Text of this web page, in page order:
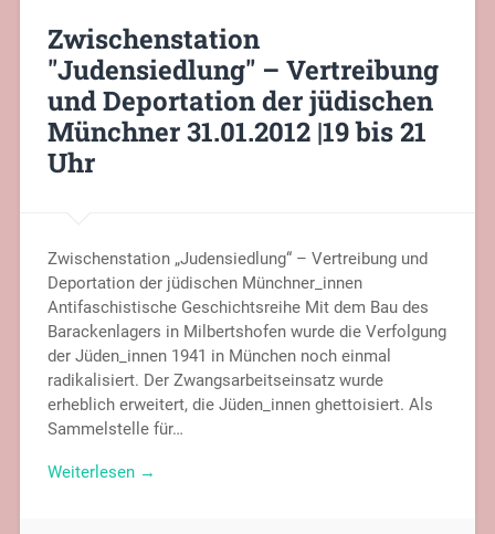
Zwischenstation
"Judensiedlung" – Vertreibung
und Deportation der jüdischen
Münchner 31.01.2012 |19 bis 21
Uhr
Zwischenstation „Judensiedlung“ – Vertreibung und
Deportation der jüdischen Münchner_innen
Antifaschistische Geschichtsreihe Mit dem Bau des
Barackenlagers in Milbertshofen wurde die Verfolgung
der Jüden_innen 1941 in München noch einmal
radikalisiert. Der Zwangsarbeitseinsatz wurde
erheblich erweitert, die Jüden_innen ghettoisiert. Als
Sammelstelle für…
Weiterlesen →